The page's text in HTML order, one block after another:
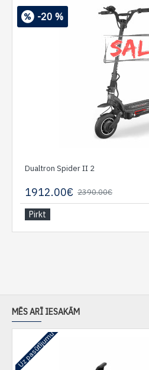
-20 %
Dualtron Spider II 2
1912.00€ 2390.00€
Pirkt
MĒS ARĪ IESAKĀM
Uz pasūtījumu